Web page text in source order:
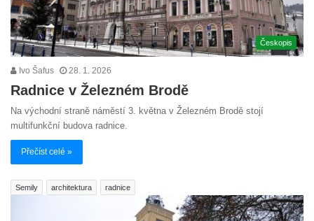
Českopis
Ivo Šafus 28. 1. 2026
Radnice v Železném Brodě
Na východní straně náměstí 3. května v Železném Brodě stojí
multifunkční budova radnice.
Přečíst celé »
Semily architektura radnice